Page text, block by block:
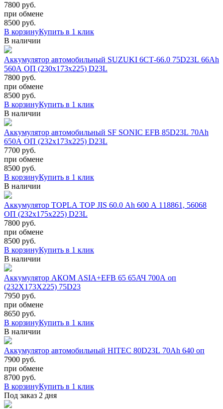
7800 руб.
при обмене
8500 руб.
В корзинуКупить в 1 клик
В наличии
Аккумулятор автомобильный SUZUKI 6СТ-66.0 75D23L 66Ah
560A ОП (230x173x225) D23L
7800 руб.
при обмене
8500 руб.
В корзинуКупить в 1 клик
В наличии
Аккумулятор автомобильный SF SONIC EFB 85D23L 70Ah
650A ОП (232x173x225) D23L
7700 руб.
при обмене
8500 руб.
В корзинуКупить в 1 клик
В наличии
Аккумулятор TOPLA TOP JIS 60.0 Ah 600 A 118861, 56068
ОП (232х175х225) D23L
7800 руб.
при обмене
8500 руб.
В корзинуКупить в 1 клик
В наличии
Аккумулятор АКОМ ASIA+EFB 65 65АЧ 700A оп
(232X173X225) 75D23
7950 руб.
при обмене
8650 руб.
В корзинуКупить в 1 клик
В наличии
Аккумулятор автомобильный HITEC 80D23L 70Ah 640 оп
7900 руб.
при обмене
8700 руб.
В корзинуКупить в 1 клик
Под заказ 2 дня